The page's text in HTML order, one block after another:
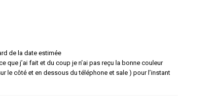
de la date estimée
que j’ai fait et du coup je n’ai pas reçu la bonne couleur
le côté et en dessous du téléphone et sale ) pour l’instant